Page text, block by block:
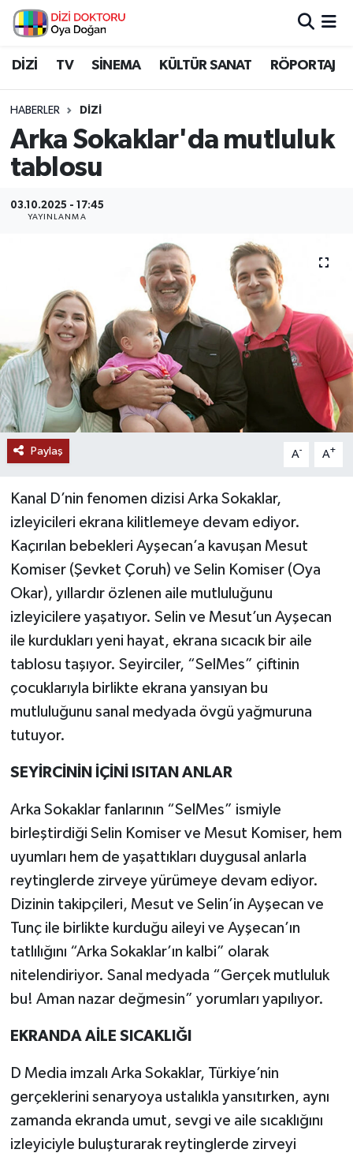
DİZİ TV SİNEMA KÜLTÜR SANAT RÖPORTAJ
HABERLER DİZİ
Arka Sokaklar'da mutluluk
tablosu
03.10.2025 - 17:45
YAYINLANMA
Paylaş A- A+
Kanal D’nin fenomen dizisi Arka Sokaklar,
izleyicileri ekrana kilitlemeye devam ediyor.
Kaçırılan bebekleri Ayşecan’a kavuşan Mesut
Komiser (Şevket Çoruh) ve Selin Komiser (Oya
Okar), yıllardır özlenen aile mutluluğunu
izleyicilere yaşatıyor. Selin ve Mesut’un Ayşecan
ile kurdukları yeni hayat, ekrana sıcacık bir aile
tablosu taşıyor. Seyirciler, “SelMes” çiftinin
çocuklarıyla birlikte ekrana yansıyan bu
mutluluğunu sanal medyada övgü yağmuruna
tutuyor.
SEYİRCİNİN İÇİNİ ISITAN ANLAR
Arka Sokaklar fanlarının “SelMes” ismiyle
birleştirdiği Selin Komiser ve Mesut Komiser, hem
uyumları hem de yaşattıkları duygusal anlarla
reytinglerde zirveye yürümeye devam ediyor.
Dizinin takipçileri, Mesut ve Selin’in Ayşecan ve
Tunç ile birlikte kurduğu aileyi ve Ayşecan’ın
tatlılığını “Arka Sokaklar’ın kalbi” olarak
nitelendiriyor. Sanal medyada “Gerçek mutluluk
bu! Aman nazar değmesin” yorumları yapılıyor.
EKRANDA AİLE SICAKLIĞI
D Media imzalı Arka Sokaklar, Türkiye’nin
gerçeklerini senaryoya ustalıkla yansıtırken, aynı
zamanda ekranda umut, sevgi ve aile sıcaklığını
izleyiciyle buluşturarak reytinglerde zirveyi
İstanbul Nöbetçi Eczaneler
İstanbul Namaz Vakitleri
İstanbul Trafik Yoğunluk Haritası
Süper Lig Puan Durumu ve Fikstür
Son Dakika Haberleri
Haber Arşivi